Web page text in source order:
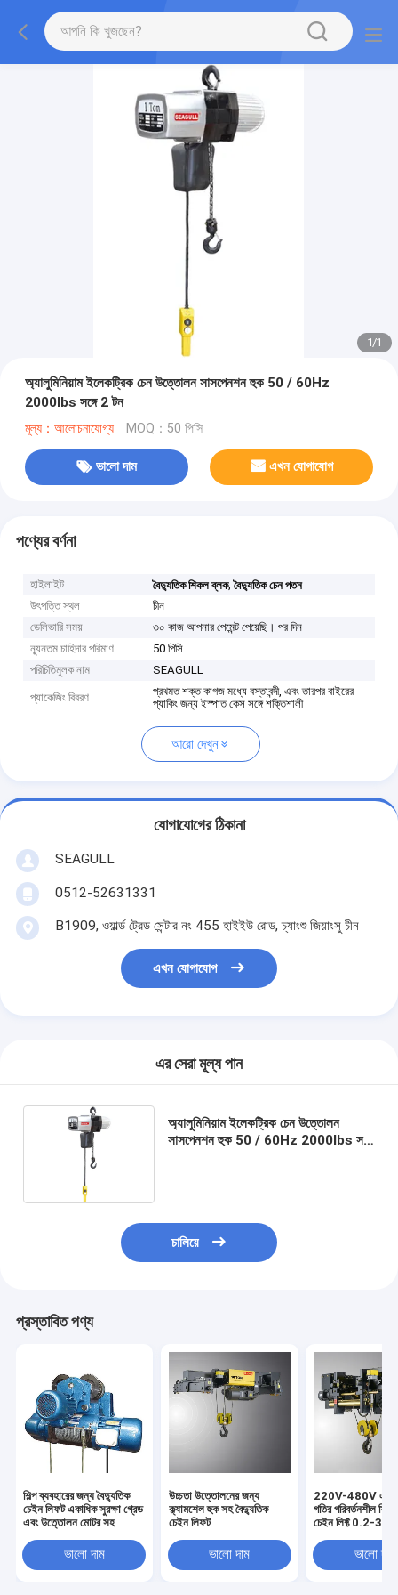
1/1
অ্যালুমিনিয়াম ইলেকট্রিক চেন উত্তোলন সাসপেনশন হুক 50 / 60Hz
2000lbs সঙ্গে 2 টন
মূল্য：আলোচনাযোগ্য MOQ：50 পিসি
ভালো দাম এখন যোগাযোগ
পণ্যের বর্ণনা
হাইলাইট বৈদ্যুতিক শিকল ব্লক,বৈদ্যুতিক চেন পতন
উৎপত্তি স্থল
চীন
ডেলিভারি সময়
৩০ কাজ আপনার পেমেন্ট পেয়েছি। পর দিন
ন্যূনতম চাহিদার পরিমাণ
50 পিসি
পরিচিতিমুলক নাম
SEAGULL
প্যাকেজিং বিবরণ
প্রথমত শক্ত কাগজ মধ্যে বস্তাবন্দী, এবং তারপর বাইরের
প্যাকিং জন্য ইস্পাত কেস সঙ্গে শক্তিশালী
আরো দেখুন
যোগাযোগের ঠিকানা
SEAGULL
0512-52631331
B1909, ওয়ার্ল্ড ট্রেড সেন্টার নং 455 হাইইউ রোড, চ্যাংশু জিয়াংসু চীন
এখন যোগাযোগ
এর সেরা মূল্য পান
অ্যালুমিনিয়াম ইলেকট্রিক চেন উত্তোলন
সাসপেনশন হুক 50 / 60Hz 2000lbs সঙ্গে
চালিয়ে
প্রস্তাবিত পণ্য
শিল্প ব্যবহারের জন্য বৈদ্যুতিক
চেইন লিফট একাধিক সুরক্ষা গ্রেড
এবং উত্তোলন মোটর সহ
ভালো দাম
উচ্চতা উত্তোলনের জন্য
ক্ল্যামশেল হুক সহ বৈদ্যুতিক
চেইন লিফট
ভালো দাম
220V-480V একক
গতির পরিবর্তনশীল
চেইন লিফ্ট 0.2-
ভালো দাম